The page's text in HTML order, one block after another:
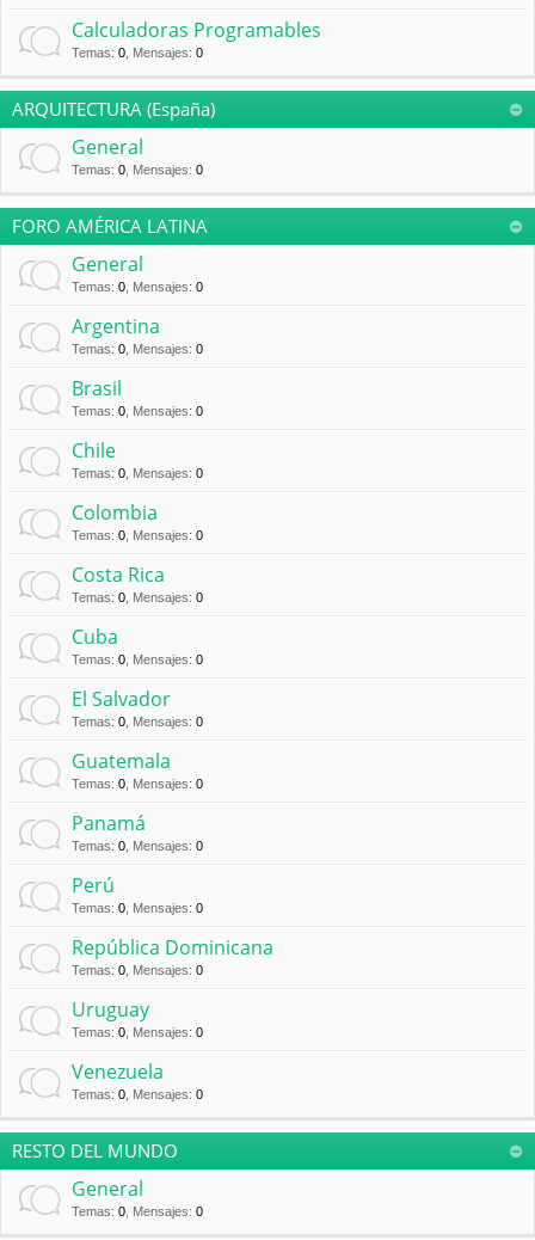
Calculadoras Programables
Temas: 0 Mensajes: 0
ARQUITECTURA (España)
General
Temas: 0 Mensajes: 0
FORO AMÉRICA LATINA
General
Temas: 0 Mensajes: 0
Argentina
Temas: 0 Mensajes: 0
Brasil
Temas: 0 Mensajes: 0
Chile
Temas: 0 Mensajes: 0
Colombia
Temas: 0 Mensajes: 0
Costa Rica
Temas: 0 Mensajes: 0
Cuba
Temas: 0 Mensajes: 0
El Salvador
Temas: 0 Mensajes: 0
Guatemala
Temas: 0 Mensajes: 0
Panamá
Temas: 0 Mensajes: 0
Perú
Temas: 0 Mensajes: 0
República Dominicana
Temas: 0 Mensajes: 0
Uruguay
Temas: 0 Mensajes: 0
Venezuela
Temas: 0 Mensajes: 0
RESTO DEL MUNDO
General
Temas: 0 Mensajes: 0